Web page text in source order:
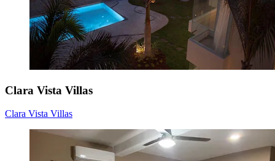
Clara Vista Villas
Clara Vista Villas